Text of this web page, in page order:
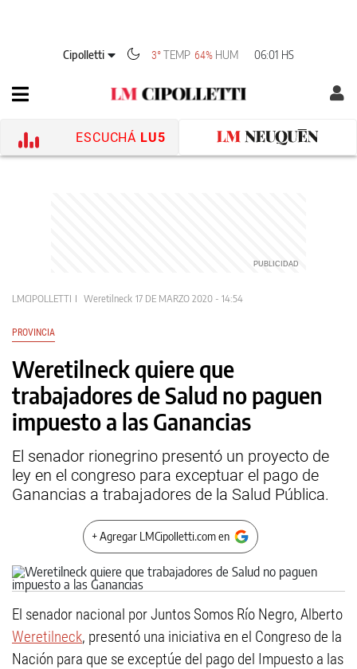
Cipolletti 3°TEMP 64% HUM 06:01 HS
ESCUCHÁ LU5
LMCIPOLLETTI Weretilneck 17 DE MARZO 2020 - 14:54
PROVINCIA
Weretilneck quiere que
trabajadores de Salud no paguen
impuesto a las Ganancias
El senador rionegrino presentó un proyecto de
ley en el congreso para exceptuar el pago de
Ganancias a trabajadores de la Salud Pública.
+ Agregar LMCipolletti.com en
El senador nacional por Juntos Somos Río Negro, Alberto
Weretilneck, presentó una iniciativa en el Congreso de la
Nación para que se exceptúe del pago del Impuesto a las